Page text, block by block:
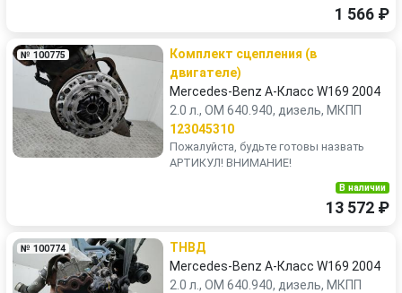
1 566 ₽
№ 100775
Комплект сцепления (в
двигателе)
Mercedes-Benz A-Класс W169 2004
2.0 л., OM 640.940, дизель, МКПП
123045310
Пожалуйста, будьте готовы назвать
АРТИКУЛ! ВНИМАНИЕ!
В наличии
13 572 ₽
№ 100774
ТНВД
Mercedes-Benz A-Класс W169 2004
2.0 л., OM 640.940, дизель, МКПП